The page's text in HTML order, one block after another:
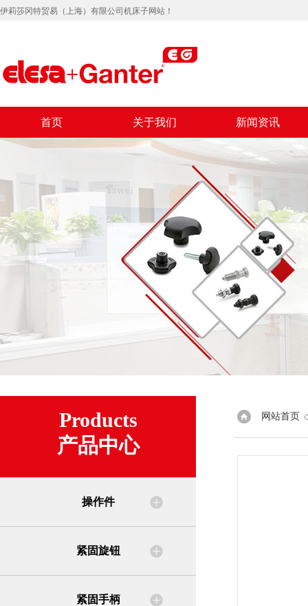
伊莉莎冈特贸易（上海）有限公司机床子网站！
首页 关于我们 新闻资讯
Products
产品中心
操作件
紧固旋钮
紧固手柄
网站首页